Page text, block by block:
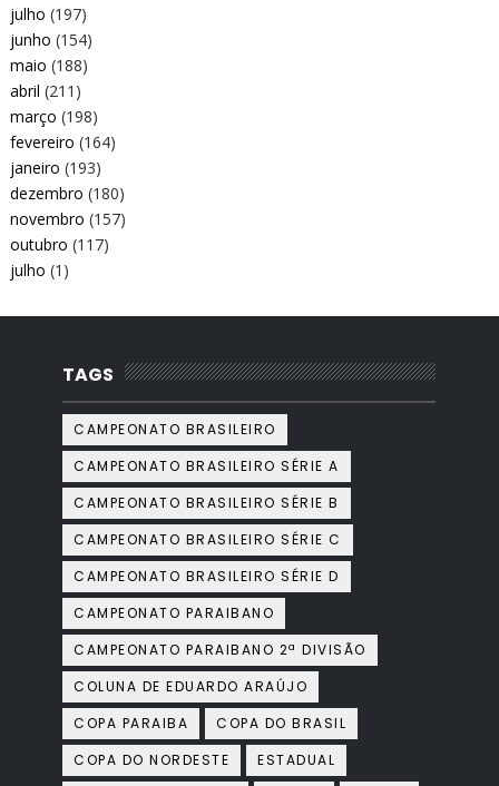
julho (197)
junho (154)
maio (188)
abril (211)
março (198)
fevereiro (164)
janeiro (193)
dezembro (180)
novembro (157)
outubro (117)
julho (1)
TAGS
CAMPEONATO BRASILEIRO
CAMPEONATO BRASILEIRO SÉRIE A
CAMPEONATO BRASILEIRO SÉRIE B
CAMPEONATO BRASILEIRO SÉRIE C
CAMPEONATO BRASILEIRO SÉRIE D
CAMPEONATO PARAIBANO
CAMPEONATO PARAIBANO 2ª DIVISÃO
COLUNA DE EDUARDO ARAÚJO
COPA PARAIBA
COPA DO BRASIL
COPA DO NORDESTE
ESTADUAL